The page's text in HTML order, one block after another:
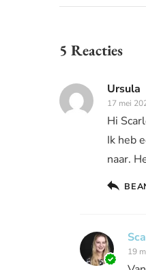
5 Reacties
Ursula
17 mei
Hi
Ik heb
naar.
19